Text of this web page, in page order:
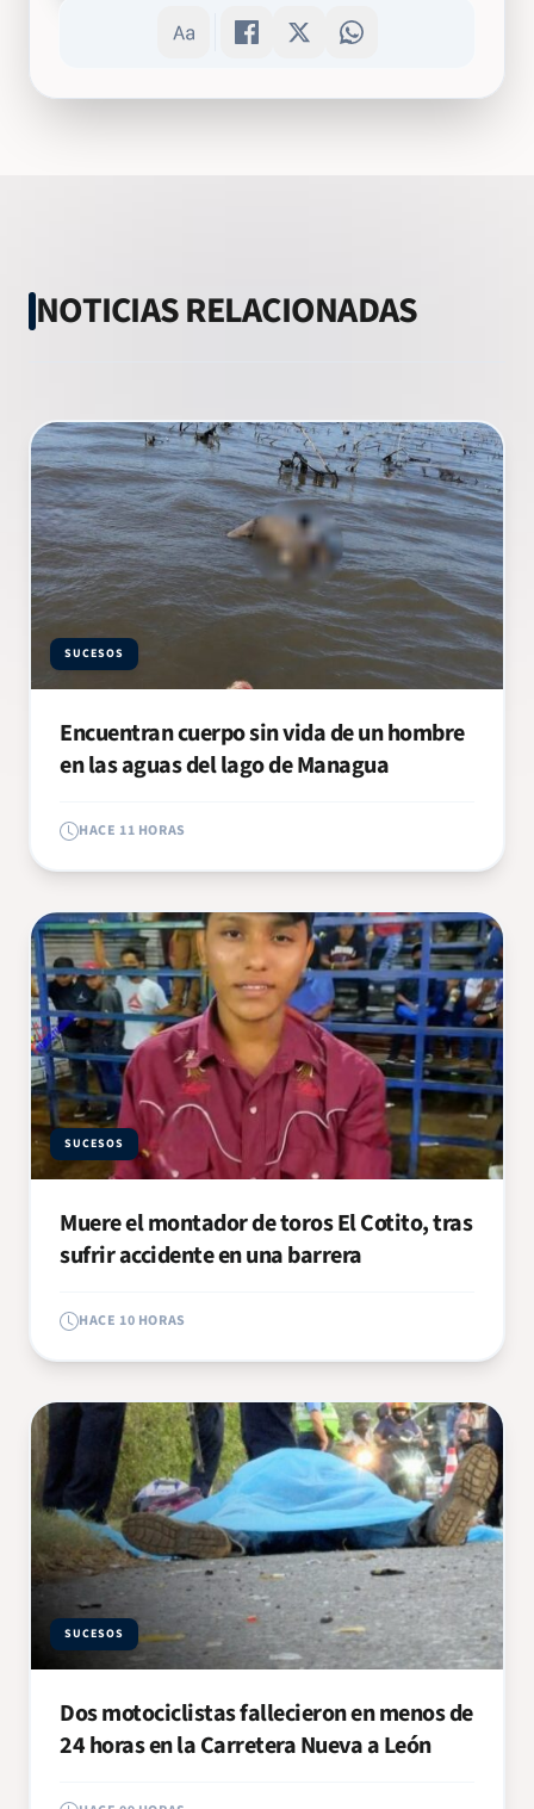
NOTICIAS RELACIONADAS
SUCESOS
Encuentran cuerpo sin vida de un hombre
en las aguas del lago de Managua
HACE 11 HORAS
SUCESOS
Muere el montador de toros El Cotito, tras
sufrir accidente en una barrera
HACE 10 HORAS
SUCESOS
Dos motociclistas fallecieron en menos de
24 horas en la Carretera Nueva a León